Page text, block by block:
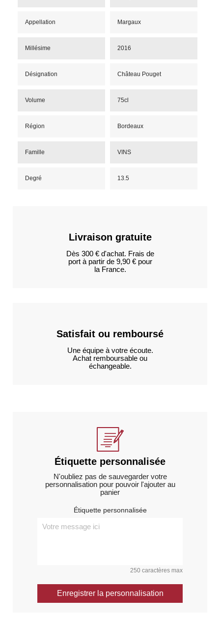
Appellation Margaux
Millésime 2016
Désignation Château Pouget
Volume 75cl
Région Bordeaux
Famille VINS
Degré 13.5
Livraison gratuite
Dès 300 € d'achat. Frais de
port à partir de 9,90 € pour
la France.
Satisfait ou remboursé
Une équipe à votre écoute.
Achat remboursable ou
échangeable.
Étiquette personnalisée
N'oubliez pas de sauvegarder votre
personnalisation pour pouvoir l'ajouter au
panier
Étiquette personnalisée
250 caractères max
Enregistrer la personnalisation